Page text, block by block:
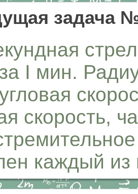
задача
I мин.
скорость,
каждый из